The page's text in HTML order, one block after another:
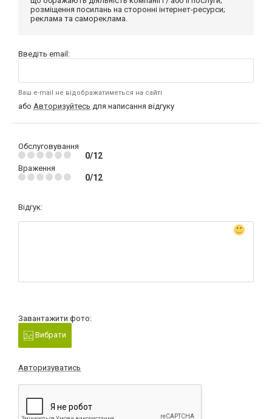
розміщення посилань на сторонні інтернет-ресурси;
реклама та самореклама.
Введіть email:
Ваш e-mail не відображатиметься на сайті
або Авторизуйтесь для написання відгуку
Обслуговування
0/12
Враження
0/12
Відгук:
Завантажити фото:
Вибрати
Авторизуватись